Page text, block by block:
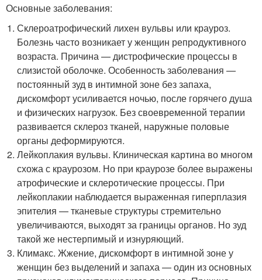
Основные заболевания:
Склероатрофический лихен вульвы или крауроз.
Болезнь часто возникает у женщин репродуктивного
возраста. Причина — дистрофические процессы в
слизистой оболочке. Особенность заболевания —
постоянный зуд в интимной зоне без запаха,
дискомфорт усиливается ночью, после горячего душа
и физических нагрузок. Без своевременной терапии
развивается склероз тканей, наружные половые
органы деформируются.
Лейкоплакия вульвы. Клиническая картина во многом
схожа с краурозом. Но при краурозе более выражены
атрофические и склеротические процессы. При
лейкоплакии наблюдается выраженная гиперплазия
эпителия — тканевые структуры стремительно
увеличиваются, выходят за границы органов. Но зуд
такой же нестерпимый и изнуряющий.
Климакс. Жжение, дискомфорт в интимной зоне у
женщин без выделений и запаха — один из основных